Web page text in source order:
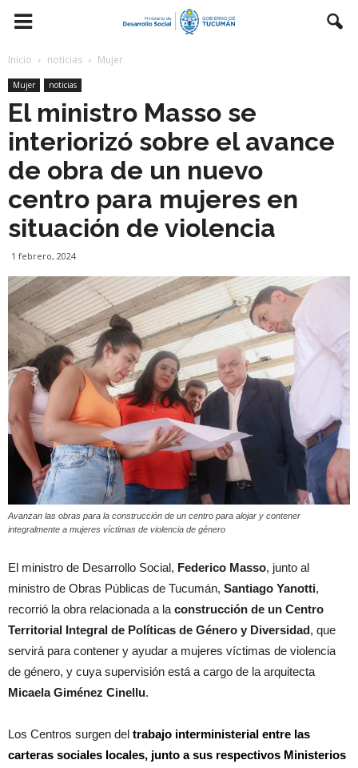
Inicio noticias Mujer
Mujer noticias
El ministro Masso se
interiorizó sobre el avance
de obra de un nuevo
centro para mujeres en
situación de violencia
1 febrero, 2024
Avanzan las obras para la construcción de un centro para alojar y contener
integralmente a mujeres víctimas de violencia de género
El ministro de Desarrollo Social, Federico Masso, junto al
ministro de Obras Públicas de Tucumán, Santiago Yanotti,
recorrió la obra relacionada a la construcción de un Centro
Territorial Integral de Políticas de Género y Diversidad, que
servirá para contener y ayudar a mujeres víctimas de violencia
de género, y cuya supervisión está a cargo de la arquitecta
Micaela Giménez Cinellu.
Los Centros surgen del trabajo interministerial entre las
carteras sociales locales, junto a sus respectivos Ministerios